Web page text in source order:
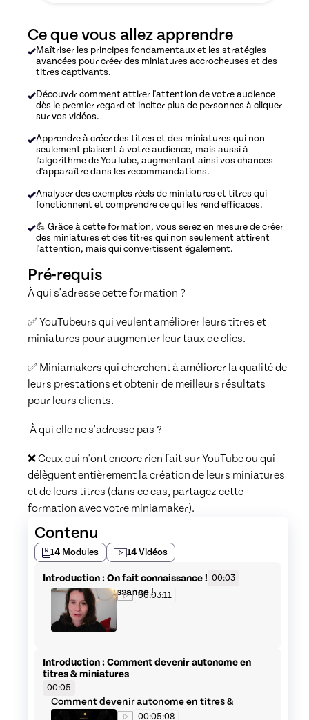
Ce que vous allez apprendre
Maîtriser les principes fondamentaux et les stratégies
avancées pour créer des miniatures accrocheuses et des
titres captivants.
Découvrir comment attirer l'attention de votre audience
dès le premier regard et inciter plus de personnes à cliquer
sur vos vidéos.
Apprendre à créer des titres et des miniatures qui non
seulement plaisent à votre audience, mais aussi à
l'algorithme de YouTube, augmentant ainsi vos chances
d'apparaître dans les recommandations.
Analyser des exemples réels de miniatures et titres qui
fonctionnent et comprendre ce qui les rend efficaces.
💪 Grâce à cette formation, vous serez en mesure de créer
des miniatures et des titres qui non seulement attirent
l'attention, mais qui convertissent également.
Pré-requis
À qui s'adresse cette formation ?
✅ YouTubeurs qui veulent améliorer leurs titres et
miniatures pour augmenter leur taux de clics.
✅ Miniamakers qui cherchent à améliorer la qualité de
leurs prestations et obtenir de meilleurs résultats
pour leurs clients.
À qui elle ne s'adresse pas ?
❌ Ceux qui n'ont encore rien fait sur YouTube ou qui
délèguent entièrement la création de leurs miniatures
et de leurs titres (dans ce cas, partagez cette
formation avec votre miniamaker).
Contenu
14 Modules 14Vidéos
Introduction : On fait connaissance ! 00:03
On fait connaissance !00:03:11
Introduction : Comment devenir autonome en
titres & miniatures
00:05
Comment devenir autonome en titres &
miniatures
00:05:08